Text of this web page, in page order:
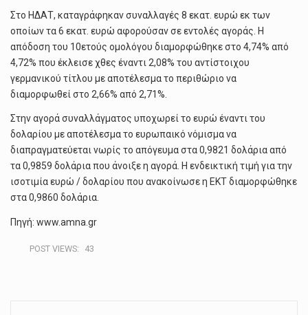
Στο ΗΔΑΤ, καταγράφηκαν συναλλαγές 8 εκατ. ευρώ εκ των
οποίων τα 6 εκατ. ευρώ αφορούσαν σε εντολές αγοράς. Η
απόδοση του 10ετούς ομολόγου διαμορφώθηκε στο 4,74% από
4,72% που έκλεισε χθες έναντι 2,08% του αντίστοιχου
γερμανικού τίτλου με αποτέλεσμα το περιθώριο να
διαμορφωθεί στο 2,66% από 2,71%.
Στην αγορά συναλλάγματος υποχωρεί το ευρώ έναντι του
δολαρίου με αποτέλεσμα το ευρωπαικό νόμισμα να
διαπραγματεύεται νωρίς το απόγευμα στα 0,9821 δολάρια από
τα 0,9859 δολάρια που άνοιξε η αγορά. Η ενδεικτική τιμή για την
ισοτιμία ευρώ / δολαρίου που ανακοίνωσε η ΕΚΤ διαμορφώθηκε
στα 0,9860 δολάρια.
Πηγή: www.amna.gr
POST VIEWS: 43